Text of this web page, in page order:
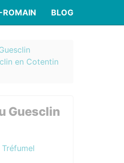
ROMAIN BLOG
en Cotentin
Guesclin